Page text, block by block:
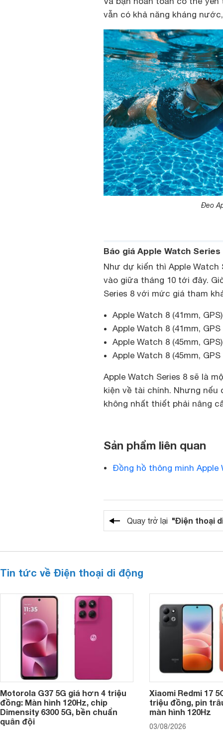
vẫn có khả năng kháng
Đeo
Báo giá Apple Watch Series
Như dự kiến thì Apple
vào giữa tháng 10 tới đây.
Series 8 với mức giá tham
Apple Watch 8 (41mm,
Apple Watch 8 (41mm,
Apple Watch 8 (45mm,
Apple Watch 8 (45mm,
Apple Watch Series 8 sẽ là
kiện về tài chính. Nhưng nếu
không nhất thiết phải nâng
Sản phẩm liên quan
Đồng hồ thông minh Apple
Quay trở lại "Điện thoại
Tin tức về Điện thoại di động
Motorola G37 5G giá hơn 4 triệu
đồng: Màn hình 120Hz, chip
Dimensity 6300 5G, bền chuẩn
quân đội
Xiaomi Redmi 17
triệu đồng, pin
màn hình 120Hz
03/08/2026